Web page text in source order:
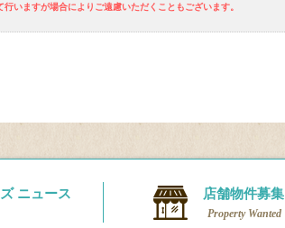
いますが場合によりご遠慮いただくこともございます。
ニュース 店舗物件募集
Property Wanted